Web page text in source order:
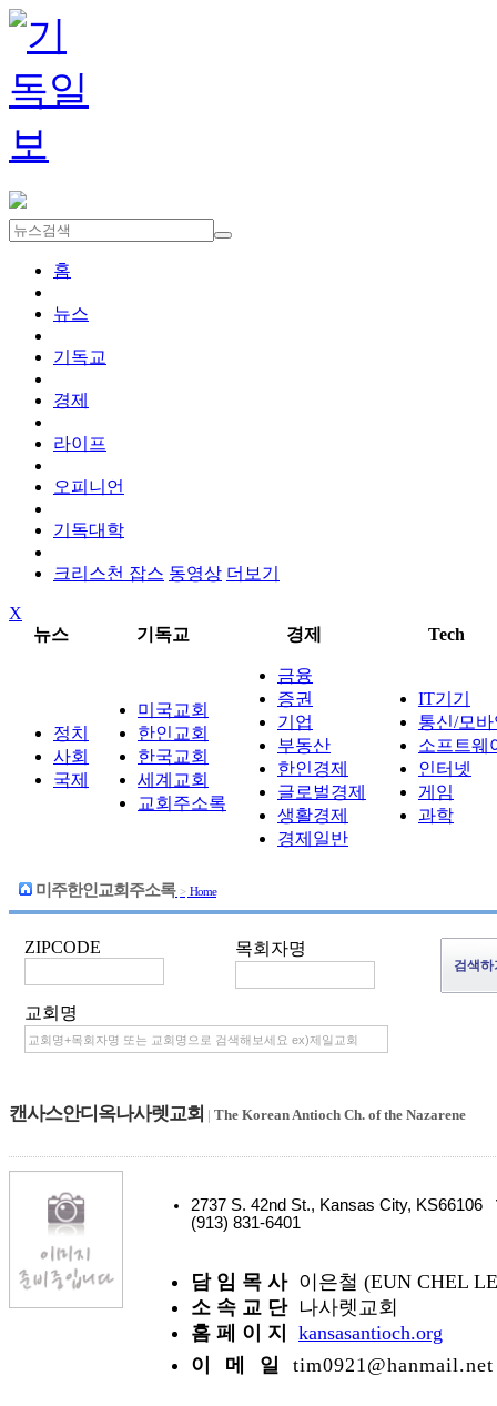
홈
뉴스
기독교
경제
라이프
오피니언
기독대학
크리스천 잡스 동영상 더보기
X
뉴스
기독교 경제 Tech
정치
사회
국제
미국교회
한인교회
한국교회
세계교회
교회주소록
금융
증권
기업
부동산
한인경제
글로벌경제
생활경제
경제일반
IT기기
통신/모
소프트웨
인터넷
게임
과학
미주한인교회주소록 > Home
ZIPCODE 목회자명
교회명
캔사스안디옥나사렛교회 | The Korean Antioch Ch. of the Nazarene
2737 S. 42nd St., Kansas City, KS66106
(913) 831-6401
담 임 목 사 이은철 (EUN CHEL
소 속 교 단 나사렛교회
홈 페 이 지
kansasantioch.org
이 메 일
tim0921@hanmail.net